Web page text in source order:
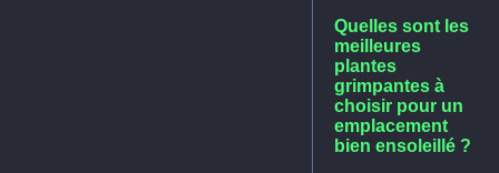
Quelles sont les
meilleures
plantes
grimpantes à
choisir pour un
emplacement
bien ensoleillé ?